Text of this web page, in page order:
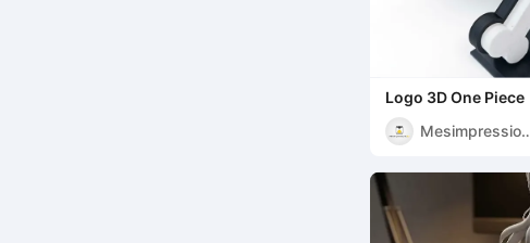
Logo 3D One Piece
Mesimpression